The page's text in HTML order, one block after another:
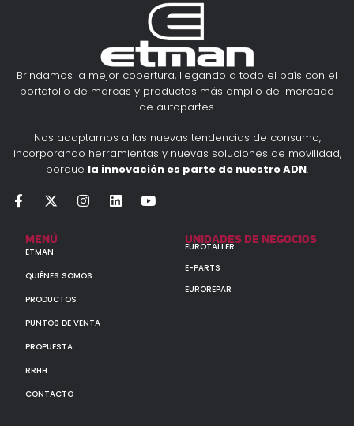
Brindamos la mejor cobertura, llegando a todo el país con el
portafolio de marcas y productos más amplio del mercado
de autopartes.
Nos adaptamos a las nuevas tendencias de consumo,
incorporando herramientas y nuevas soluciones de movilidad,
porque la innovación es parte de nuestro ADN.
MENÚ
ETMAN
QUIÉNES SOMOS
PRODUCTOS
PUNTOS DE VENTA
PROPUESTA
RRHH
CONTACTO
UNIDADES DE NEGOCIOS
EUROTALLER
E-PARTS
EUROREPAR